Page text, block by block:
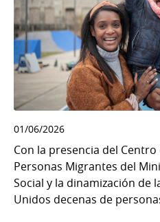
01/06/2026
Con la presencia del
Personas Migrantes del
Social y la dinamización de
Unidos decenas de